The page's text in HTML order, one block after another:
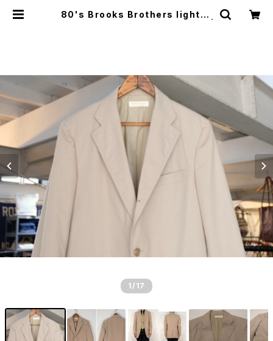
80's Brooks Brothers light-b
1 /17